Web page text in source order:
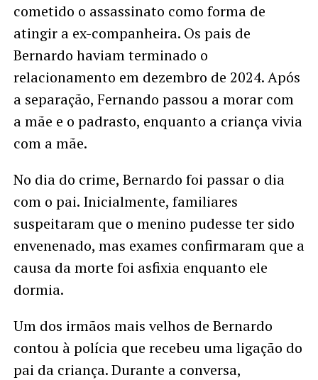
cometido o assassinato como forma de
atingir a ex-companheira. Os pais de
Bernardo haviam terminado o
relacionamento em dezembro de 2024. Após
a separação, Fernando passou a morar com
a mãe e o padrasto, enquanto a criança vivia
com a mãe.
No dia do crime, Bernardo foi passar o dia
com o pai. Inicialmente, familiares
suspeitaram que o menino pudesse ter sido
envenenado, mas exames confirmaram que a
causa da morte foi asfixia enquanto ele
dormia.
Um dos irmãos mais velhos de Bernardo
contou à polícia que recebeu uma ligação do
pai da criança. Durante a conversa,